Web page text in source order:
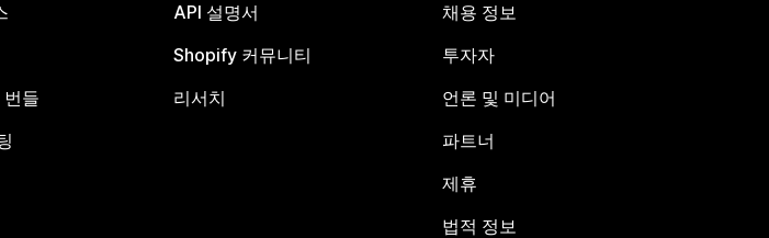
들
API 설명서
Shopify 커뮤니티
리서치
채용 정보
투자자
언론 및 미디어
파트너
제휴
법적 정보